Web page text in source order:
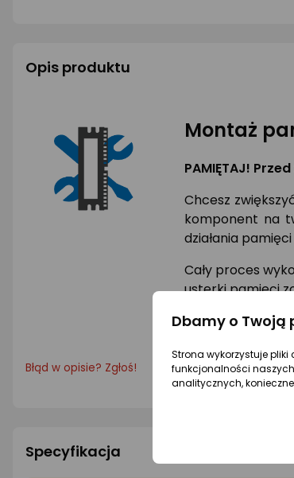
Opis produktu
Montaż
PAMIĘTAJ!
Chcesz
komponent na
działania
Cały proces
usterki pamięci
Ciesz się nową
Błąd w opisie? Zgłoś!
Specyfikacja
Dbamy o Twoją
Strona wykorzystuje pliki
funkcjonalności
analitycznych,